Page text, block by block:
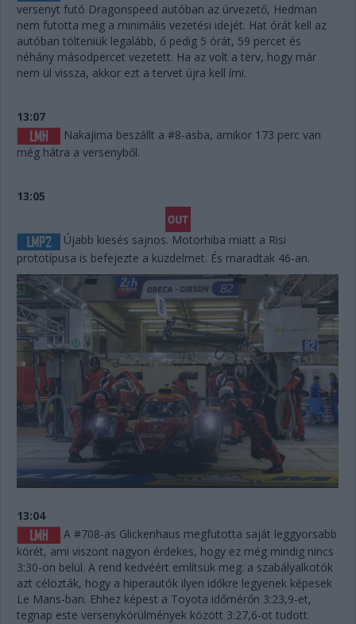
versenyt futó Dragonspeed autóban az úrvezető, Hedman
nem futotta meg a minimális vezetési idejét. Hat órát kell az
autóban tölteniük legalább, ő pedig 5 órát, 59 percet és
néhány másodpercet vezetett. Ha az volt a terv, hogy már
nem ül vissza, akkor ezt a tervet újra kell írni.
13:07
Nakajima beszállt a #8-asba, amikor 173 perc van
még hátra a versenyből.
13:05
Újabb kiesés sajnos. Motorhiba miatt a Risi
prototípusa is befejezte a küzdelmet. És maradtak 46-an.
13:04
A #708-as Glickenhaus megfutotta saját leggyorsabb
körét, ami viszont nagyon érdekes, hogy ez még mindig nincs
3:30-on belül. A rend kedvéért említsük meg: a szabályalkotók
azt célozták, hogy a hiperautók ilyen időkre legyenek képesek
Le Mans-ban. Ehhez képest a Toyota időmérőn 3:23,9-et,
tegnap este versenykörülmények között 3:27,6-ot tudott.